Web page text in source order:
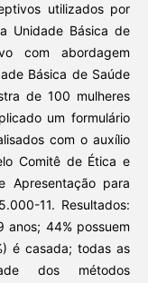
utilizados por
Unidade Básica de
com abordagem
Básica de Saúde
de 100 mulheres
um formulário
com o auxílio
Comitê de Ética e
Apresentação para
11. Resultados:
44% possuem
é casada; todas as
dos métodos